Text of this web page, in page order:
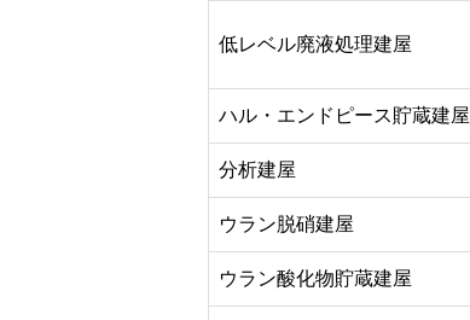
低レベル廃液処理建屋
ハル・エンドピース貯蔵建屋
分析建屋
ウラン脱硝建屋
ウラン酸化物貯蔵建屋